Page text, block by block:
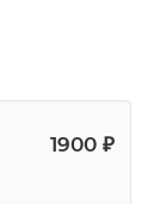
1900 ₽